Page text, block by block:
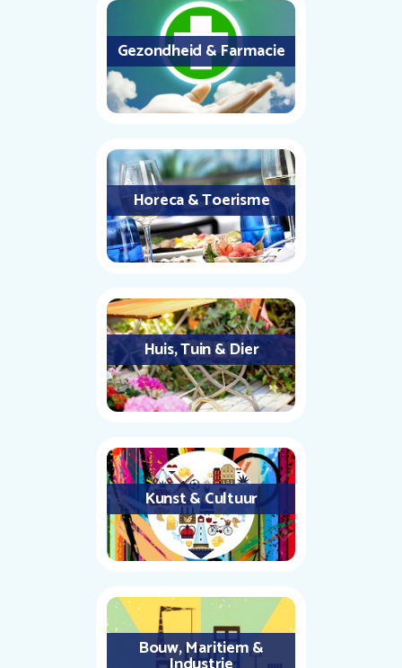
Gezondheid & Farmacie
Horeca & Toerisme
Huis, Tuin & Dier
Kunst & Cultuur
Bouw, Maritiem &